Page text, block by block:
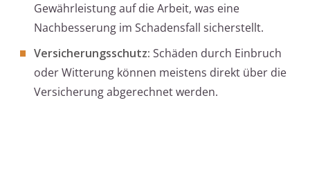
Gewährleistung auf die Arbeit, was eine
Nachbesserung im Schadensfall sicherstellt.
Versicherungsschutz: Schäden durch Einbruch
oder Witterung können meistens direkt über die
Versicherung abgerechnet werden.